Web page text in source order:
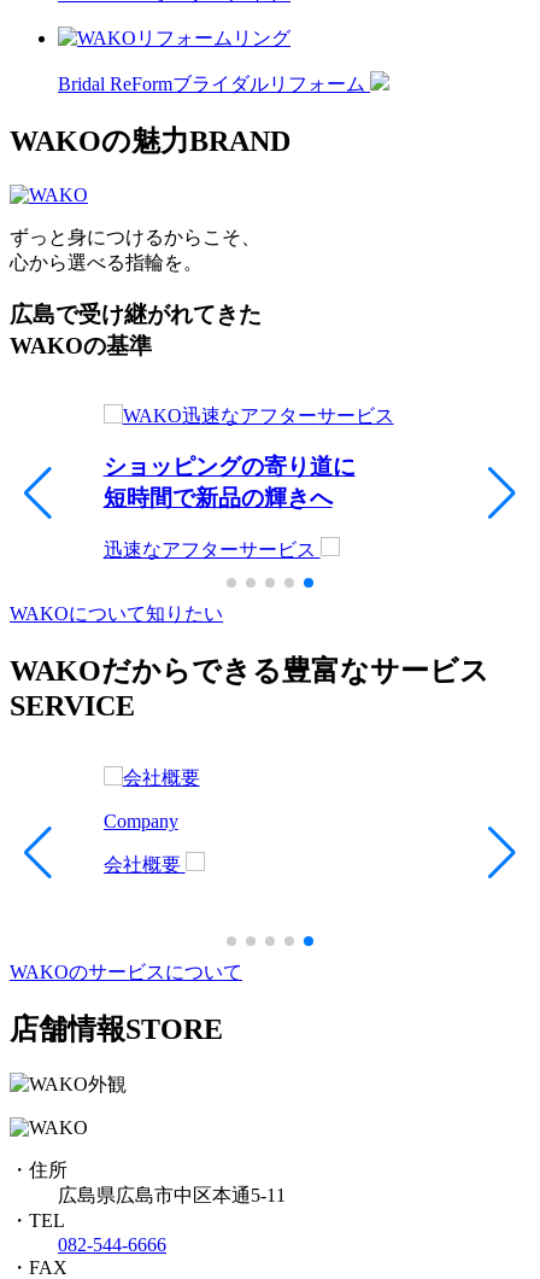
Bridal ReFormブライダルリフォーム
WAKOの魅力BRAND
ずっと身につけるからこそ、
心から選べる指輪を。
広島で受け継がれてきた
WAKOの基準
ショッピングの寄り道に
短時間で新品の輝きへ
迅速なアフターサービス
WAKOについて知りたい
WAKOだからできる豊富なサービス
SERVICE
Company
会社概要
WAKOのサービスについて
店舗情報STORE
・住所
広島県広島市中区本通5-11
・TEL
082-544-6666
・FAX